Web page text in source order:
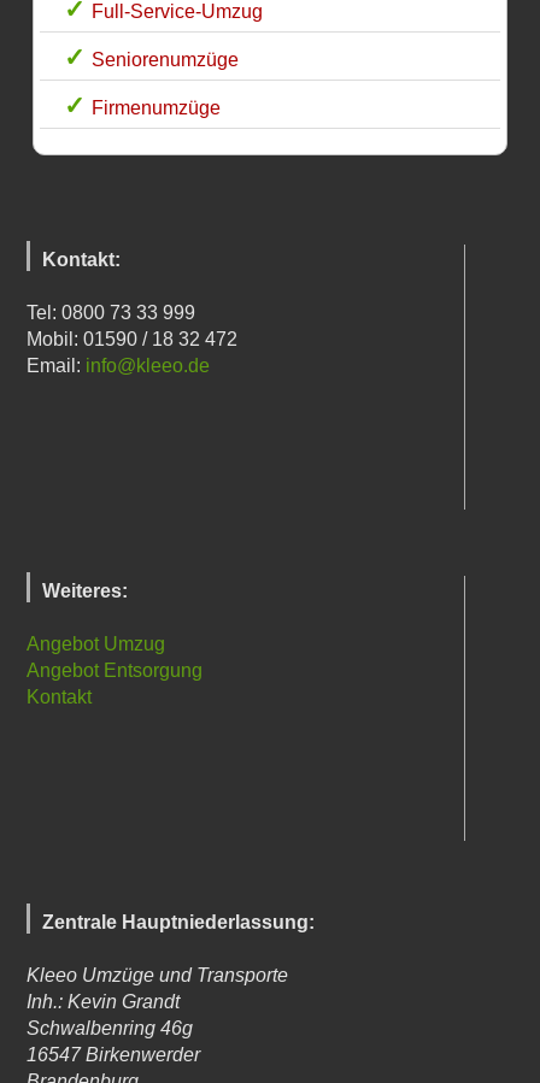
Full-Service-Umzug
Seniorenumzüge
Firmenumzüge
Kontakt:
Tel: 0800 73 33 999
Mobil: 01590 / 18 32 472
Email: info@kleeo.de
Weiteres:
Angebot Umzug
Angebot Entsorgung
Kontakt
Zentrale Hauptniederlassung:
Kleeo Umzüge und Transporte
Inh.: Kevin Grandt
Schwalbenring 46g
16547 Birkenwerder